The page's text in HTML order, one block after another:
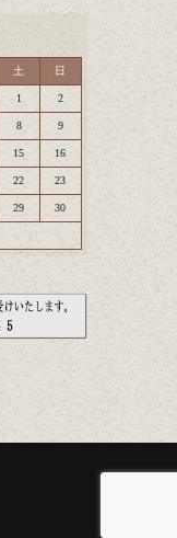
土 日
1 2
8 9
15 16
22 23
29 30